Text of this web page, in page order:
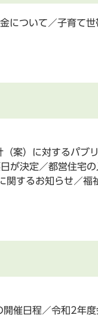
について／子育て
案）に対するパブ
決定／都営住宅
するお知らせ／
催日程／令和2年